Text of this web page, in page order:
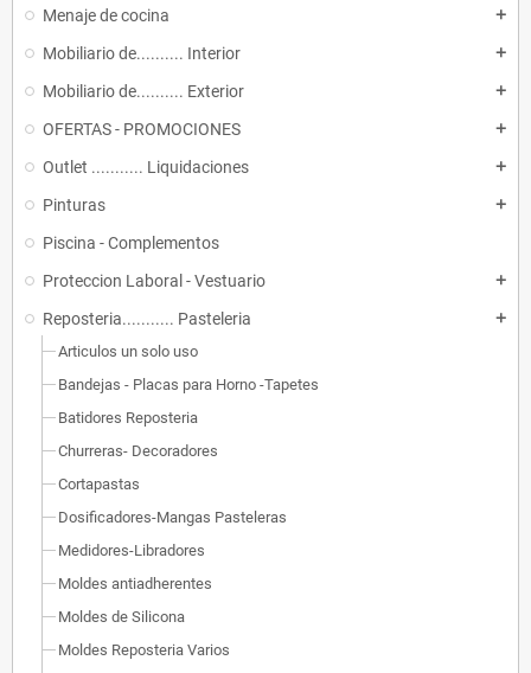
Menaje de cocina add
Mobiliario de.......... Interior add
Mobiliario de.......... Exterior add
OFERTAS - PROMOCIONES add
Outlet ........... Liquidaciones add
Pinturas add
Piscina - Complementos
Proteccion Laboral - Vestuario
add
Reposteria........... Pasteleria add
Articulos un solo uso
Bandejas - Placas para Horno -Tapetes
Batidores Reposteria
Churreras- Decoradores
Cortapastas
Dosificadores-Mangas Pasteleras
Medidores-Libradores
Moldes antiadherentes
Moldes de Silicona
Moldes Reposteria Varios